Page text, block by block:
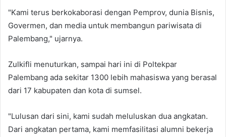
"Kami terus berkokaborasi dengan Pemprov, dunia Bisnis,
Govermen, dan media untuk membangun pariwisata di
Palembang," ujarnya.
Zulkifli menuturkan, sampai hari ini di Poltekpar
Palembang ada sekitar 1300 lebih mahasiswa yang berasal
dari 17 kabupaten dan kota di sumsel.
"Lulusan dari sini, kami sudah meluluskan dua angkatan.
Dari angkatan pertama, kami memfasilitasi alumni bekerja